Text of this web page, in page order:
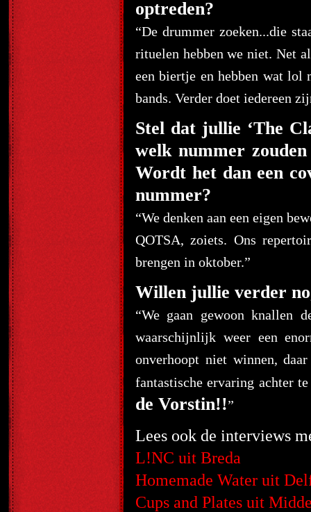
optreden?
“De drummer zoeken...die
rituelen hebben we niet. Net
een biertje en hebben wat lol
bands. Verder doet iedereen
Stel dat jullie ‘The
welk nummer
Wordt het dan een
nummer?
“We denken aan een eigen
QOTSA, zoiets. Ons
brengen in oktober.”
Willen jullie verder
“We gaan gewoon knallen
waarschijnlijk weer een
onverhoopt niet winnen,
fantastische ervaring achter
de Vorstin!!”
Lees ook de interviews
L!NC uit Breda
Homemade Water uit
Cups and Plates uit